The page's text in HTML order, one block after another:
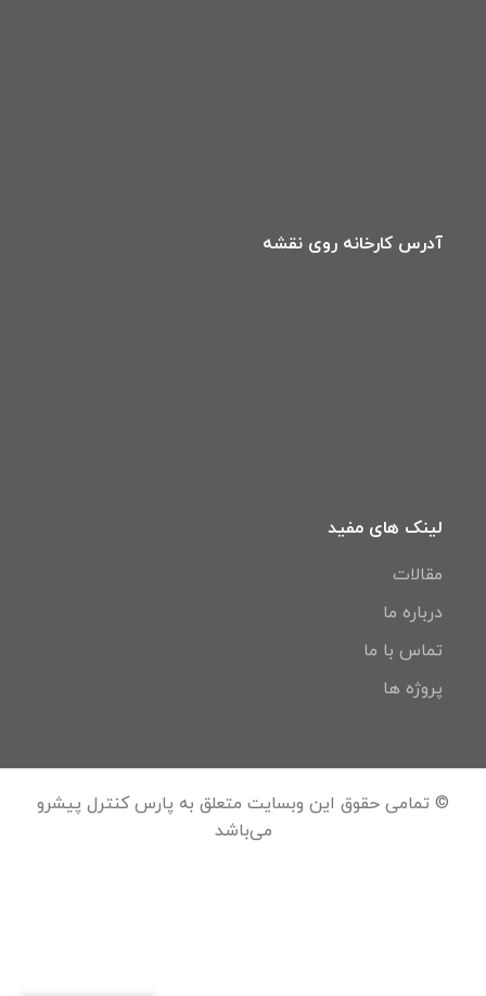
آدرس کارخانه روی نقشه
لینک های مفید
مقالات
درباره ما
تماس با ما
پروژه ها
© تمامی حقوق این وبسایت متعلق به پارس کنترل پیشرو
می‌باشد